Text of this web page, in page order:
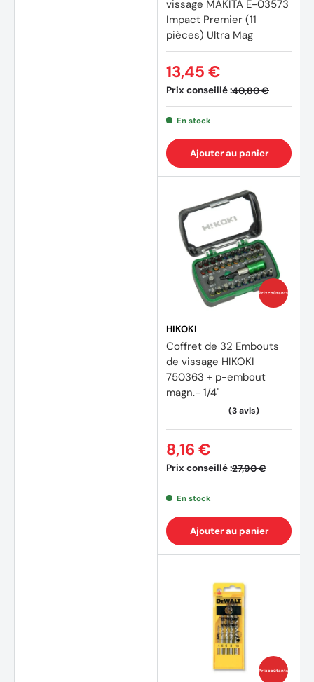
vissage MAKITA E-03573
Impact Premier (11
pièces) Ultra Mag
Prix conseillé :40,80 €
13,45 €
En stock
Ajouter au panier
Prix coûtants
HIKOKI
Coffret de 32 Embouts
de vissage HIKOKI
750363 + p-embout
magn.- 1/4"
Prix conseillé :27,90 €
8,16 €
En stock
Ajouter au panier
Prix coûtants